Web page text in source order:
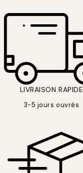
LIVRAISON RAPIDE
3-5 jours ouvrés